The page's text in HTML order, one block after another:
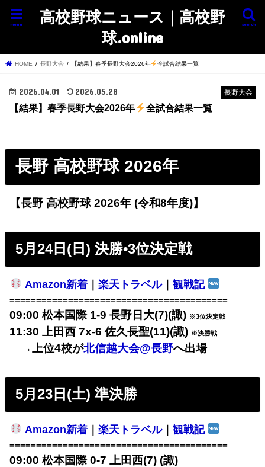
高校野球ニュース｜高校野
球.online
search
menu
HOME 長野大会 【結果】春季長野大会2026年 全試合結果一覧
長野大会
2026.04.01 2026.05.28
【結果】春季長野大会2026年 全試合結果一覧
長野 高校野球 2026年
【長野 高校野球 2026年 (令和8年度)】
5月24日(日) 決勝•3位決定戦
Amazon新着｜ 楽天トラベル｜ 観戦記
=========================================
09:00 松本国際 1-9 長野日大(7)(諏) ※3位決定戦
11:30 上田西 7x-6 佐久長聖(11)(諏) ※決勝戦
→上位4校が北信越大会@長野へ出場
5月23日(土) 準決勝
Amazon新着｜ 楽天トラベル｜ 観戦記
=========================================
09:00 松本国際 0-7 上田西(7) (諏)